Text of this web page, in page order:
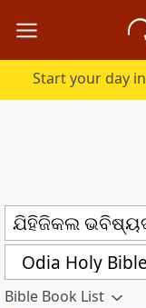
Bible Book List